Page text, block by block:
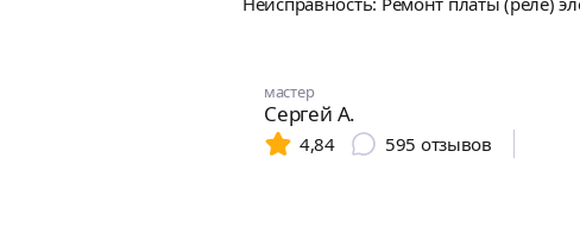
мастер
Сергей А.
4,84
595 отзывов